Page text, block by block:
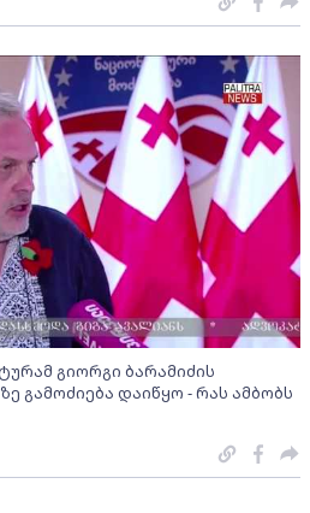
გიორგი ბარამიძის
გამოძიება დაიწყო - რას ამბობს